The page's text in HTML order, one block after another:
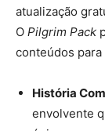
atualização
O Pilgrim Pack
conteúdos
História
envolvente